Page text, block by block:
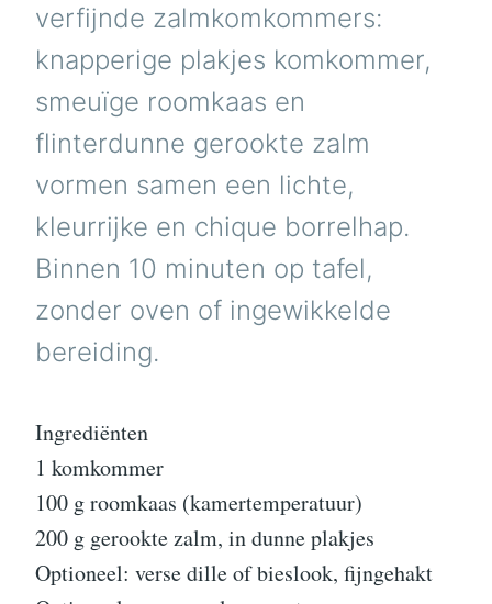
verfijnde zalmkomkommers:
knapperige plakjes komkommer,
smeuïge roomkaas en
flinterdunne gerookte zalm
vormen samen een lichte,
kleurrijke en chique borrelhap.
Binnen 10 minuten op tafel,
zonder oven of ingewikkelde
bereiding.
Ingrediënten
1 komkommer
100 g roomkaas (kamertemperatuur)
200 g gerookte zalm, in dunne plakjes
Optioneel: verse dille of bieslook, fijngehakt